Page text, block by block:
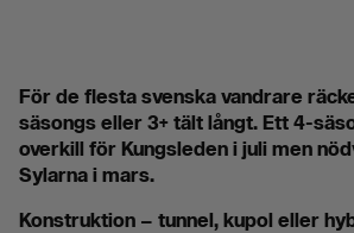
För de flesta svenska vandrare
säsongs eller 3+ tält långt. Ett 4-
overkill för Kungsleden i juli men
Sylarna i mars.
Konstruktion – tunnel, kupol eller